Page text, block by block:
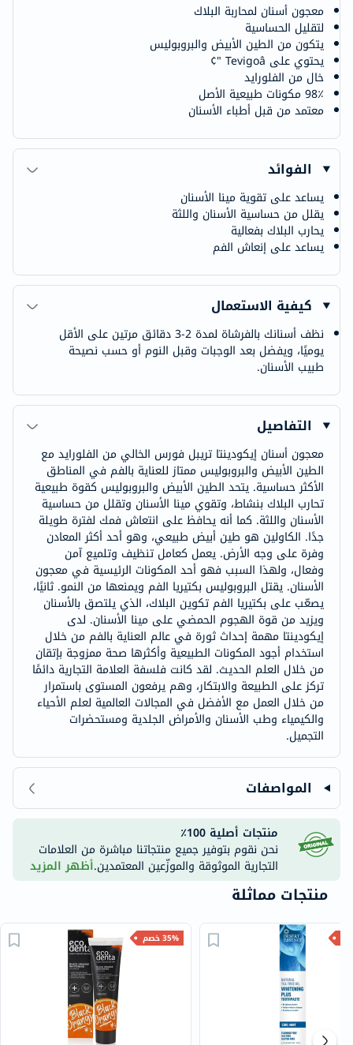
معجون أسنان لمحاربة البلاك
لتقليل الحساسية
يتكون من الطين الأبيض والبروبوليس
يحتوي على Tevigoâ "¢
خال من الفلورايد
98٪ مكونات طبيعية الأصل
معتمد من قبل أطباء الأسنان
الفوائد
يساعد على تقوية مينا الأسنان
يقلل من حساسية الأسنان واللثة
يحارب البلاك بفعالية
يساعد على إنعاش الفم
كيفية الاستعمال
نظف أسنانك بالفرشاة لمدة 2-3 دقائق مرتين على الأقل
يوميًا، ويفضل بعد الوجبات وقبل النوم أو حسب نصيحة
طبيب الأسنان.
التفاصيل
معجون أسنان إيكودينتا تريبل فورس الخالي من الفلورايد مع
الطين الأبيض والبروبوليس ممتاز للعناية بالفم في المناطق
الأكثر حساسية. يتحد الطين الأبيض والبروبوليس كقوة طبيعية
تحارب البلاك بنشاط، وتقوي مينا الأسنان وتقلل من حساسية
الأسنان واللثة. كما أنه يحافظ على انتعاش فمك لفترة طويلة
جدًا. الكاولين هو طين أبيض طبيعي، وهو أحد أكثر المعادن
وفرة على وجه الأرض. يعمل كعامل تنظيف وتلميع آمن
وفعال، ولهذا السبب فهو أحد المكونات الرئيسية في معجون
الأسنان. يقتل البروبوليس بكتيريا الفم ويمنعها من النمو. ثانيًا،
يصعّب على بكتيريا الفم تكوين البلاك، الذي يلتصق بالأسنان
ويزيد من قوة الهجوم الحمضي على مينا الأسنان. لدى
إيكودينتا مهمة إحداث ثورة في عالم العناية بالفم من خلال
استخدام أجود المكونات الطبيعية وأكثرها صحة ممزوجة بإتقان
من خلال العلم الحديث. لقد كانت فلسفة العلامة التجارية دائمًا
تركز على الطبيعة والابتكار، وهم يرفعون المستوى باستمرار
من خلال العمل مع الأفضل في المجالات العالمية لعلم الأحياء
والكيمياء وطب الأسنان والأمراض الجلدية ومستحضرات
التجميل.
المواصفات
منتجات أصلية 100٪
نحن نقوم بتوفير جميع منتجاتنا مباشرة من العلامات
التجارية الموثوقة والموزّعين المعتمدين.أظهر المزيد
منتجات مماثلة
35% خصم